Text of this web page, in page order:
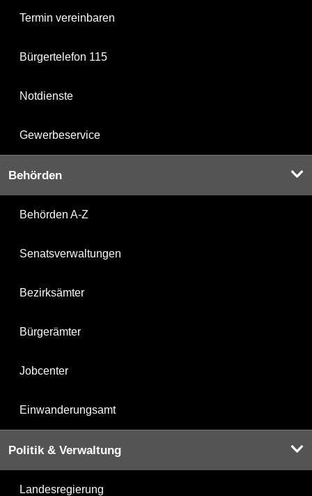
Termin vereinbaren
Bürgertelefon 115
Notdienste
Gewerbeservice
Behörden
Behörden A-Z
Senatsverwaltungen
Bezirksämter
Bürgerämter
Jobcenter
Einwanderungsamt
Politik & Verwaltung
Landesregierung